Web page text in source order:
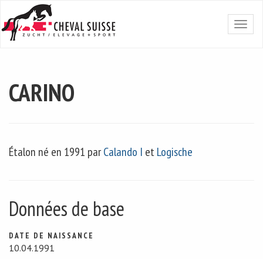
CARINO
Étalon né en 1991 parCalando I etLogische
Données de base
DATE DE NAISSANCE
10.04.1991